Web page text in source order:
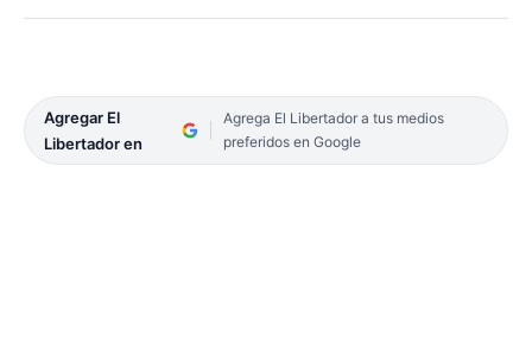
Agregar El
Libertador en
Agrega El Libertador a tus medios
preferidos en Google